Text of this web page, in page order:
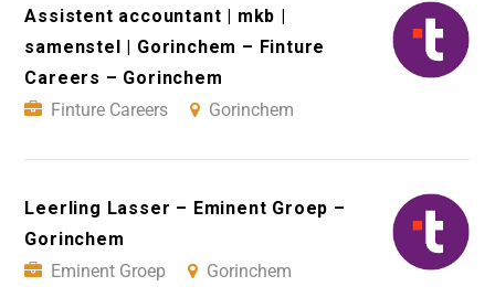
Assistent accountant | mkb |
samenstel | Gorinchem – Finture
Careers – Gorinchem
Finture Careers
Gorinchem
Leerling Lasser – Eminent Groep –
Gorinchem
Eminent Groep
Gorinchem